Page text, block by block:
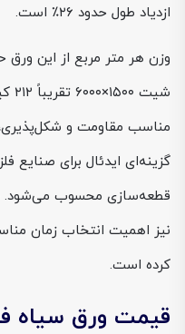
ازدیاد طول حدود ۲۶٪ است.
مناسب مقاومت و
گزینه‌ای ایدئال برای صنایع
قطعه‌سازی محسوب می‌شود.
نیز اهمیت انتخاب زمان
کرده است.